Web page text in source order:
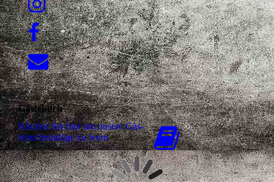
Gästebuch
Klicken Sie hier um unsere Gäs­
te­buch­ein­trä­ge zu lesen